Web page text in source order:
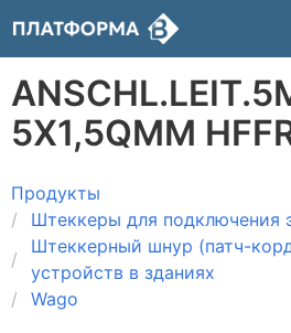
5X1,5QMM
Продукты
Штеккеры для подключения
Штеккерный шнур (патч-
устройств в зданиях
Wago